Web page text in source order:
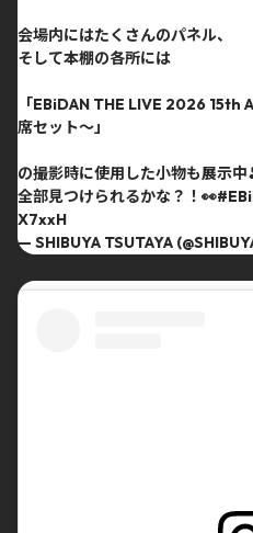
会場内にはたくさんのパネル、
そして本棚の各所には
「EBiDAN THE LIVE 2026
席セット〜」
の撮影時に使用した小物も展示中
全部見つけられるかな？！👀
X7xxH
— SHIBUYA TSUTAYA